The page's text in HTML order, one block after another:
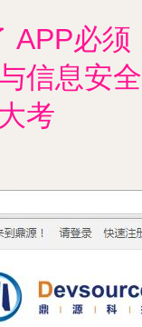
APP必须
信息安全
考